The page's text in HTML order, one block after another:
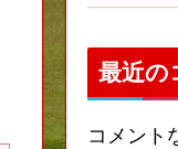
最近の
コメント